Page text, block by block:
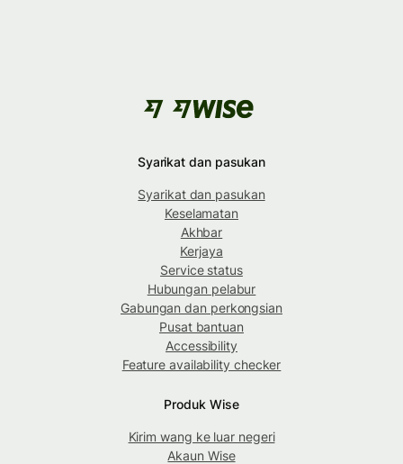
Syarikat dan pasukan
Syarikat dan pasukan
Keselamatan
Akhbar
Kerjaya
Service status
Hubungan pelabur
Gabungan dan perkongsian
Pusat bantuan
Accessibility
Feature availability checker
Produk Wise
Kirim wang ke luar negeri
Akaun Wise